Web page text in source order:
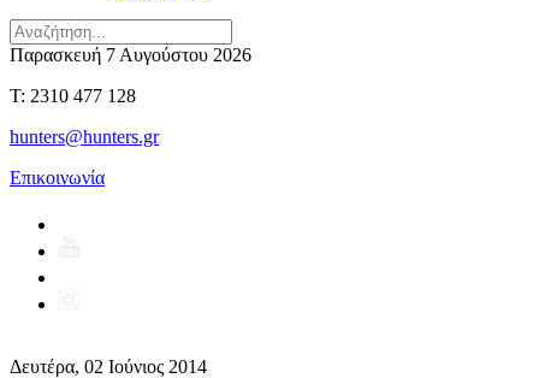
Παρασκευή 7 Αυγούστου 2026
T: 2310 477 128
hunters@hunters.gr
Επικοινωνία
Δευτέρα, 02 Ιούνιος 2014